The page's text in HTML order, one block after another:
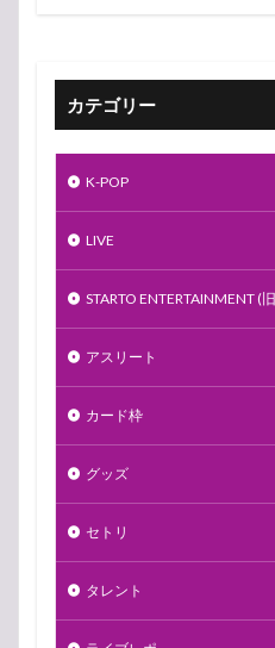
カテゴリー
K-POP
LIVE
STARTO ENTERTAINMENT (
アスリート
カード枠
グッズ
セトリ
タレント